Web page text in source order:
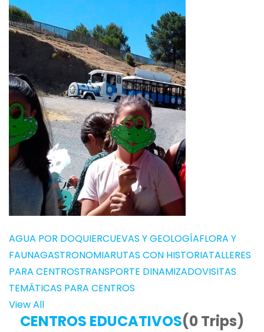
AGUA POR DOQUIERCUEVAS Y GEOLOGÍAFLORA Y
FAUNAGASTRONOMIARUTAS CON HISTORIATALLERES
PARA CENTROSTRANSPORTE DINAMIZADOVISITAS
TEMÁTICAS PARA CENTROS
View All
CENTROS EDUCATIVOS(0 Trips)